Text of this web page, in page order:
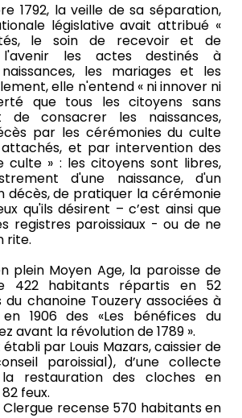
1792, la veille de sa séparation,
législative avait attribué «
le soin de recevoir et de
les actes destinés à
les mariages et les
elle n'entend « ni innover ni
que tous les citoyens sans
de consacrer les naissances,
par les cérémonies du culte
et par intervention des
culte » : les citoyens sont libres,
d'une naissance, d'un
décès, de pratiquer la cérémonie
qu'ils désirent – c’est ainsi que
registres paroissiaux - ou de ne
rite.
plein Moyen Age, la paroisse de
422 habitants répartis en 52
du chanoine Touzery associées à
1906 des «Les bénéfices du
avant la révolution de 1789 ».
établi par Louis Mazars, caissier de
paroissial), d’une collecte
restauration des cloches en
feux.
Clergue recense 570 habitants en